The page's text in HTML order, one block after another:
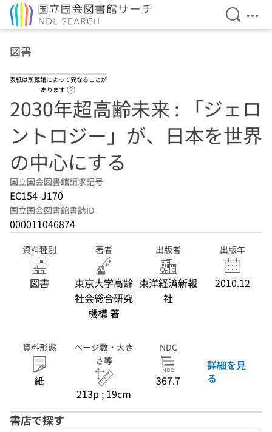
検索を
メ
図書
表紙は所蔵館によって異なることが
あります
2030年超高齢未来 : 「ジェロ
ントロジー」が、日本を世界
の中心にする
国立国会図書館請求記号
EC154-J170
国立国会図書館書誌ID
000011046874
資料種別
図書
著者
東京大学高齢
社会総合研究
機構 著
出版者
東洋経済新報
社
出版年
2010.12
資料形態
紙
ページ数・大き
さ等
213p ; 19cm
NDC
367.7
詳細を見
る
書店で探す